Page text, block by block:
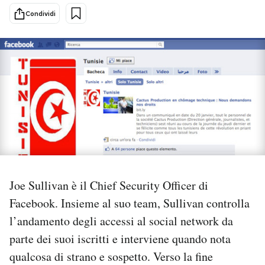
Cultura
Economia
Sport
Mondiali calcio 2026
PODCAST
NEWSLETTER
CALENDARIO
Condividi
Joe Sullivan è il Chief Security Officer di
Facebook. Insieme al suo team, Sullivan controlla
l’andamento degli accessi al social network da
parte dei suoi iscritti e interviene quando nota
qualcosa di strano e sospetto. Verso la fine